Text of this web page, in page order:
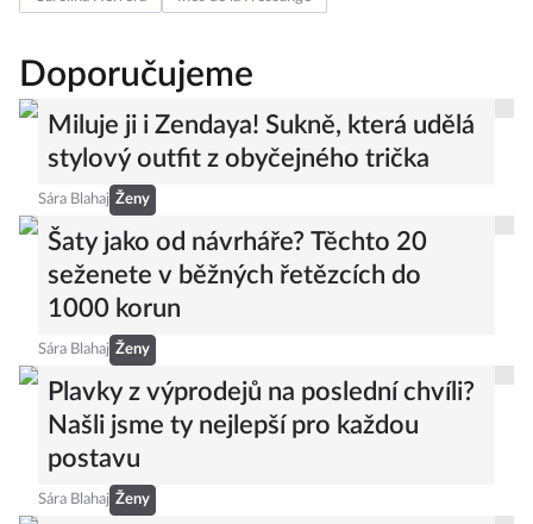
Doporučujeme
Miluje ji i Zendaya! Sukně, která udělá
stylový outfit z obyčejného trička
Sára Blahaj Ženy
Šaty jako od návrháře? Těchto 20
seženete v běžných řetězcích do
1000 korun
Sára Blahaj Ženy
Plavky z výprodejů na poslední chvíli?
Našli jsme ty nejlepší pro každou
postavu
Sára Blahaj Ženy